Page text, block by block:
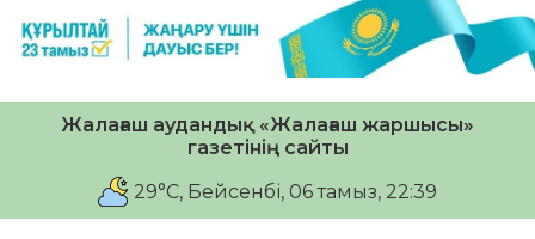
Жалағаш аудандық «Жалағаш жаршысы»
газетінің сайты
29°C, Бейсенбі, 06 тамыз, 22:39